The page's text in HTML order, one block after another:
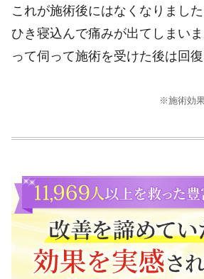
これが施術後にはなくなりまし
ひき寝込んで痛みが出てしまい
って伺って施術を受けた後は回復
※施術効